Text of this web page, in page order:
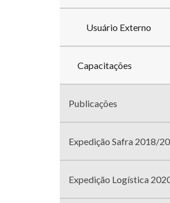
Usuário Externo
Capacitações
Publicações
Expedição Safra 2018/
Expedição Logística